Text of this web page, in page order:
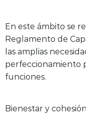
En este ámbito se
Reglamento de
las amplias
perfeccionamiento
funciones.
Bienestar y